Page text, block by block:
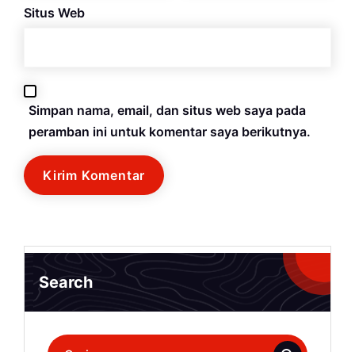
Situs Web
Simpan nama, email, dan situs web saya pada
peramban ini untuk komentar saya berikutnya.
Search
Pencarian